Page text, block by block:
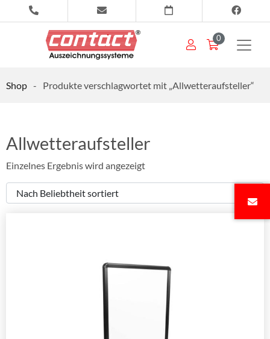
0
Shop - Produkte verschlagwortet mit „Allwetteraufsteller“
Allwetteraufsteller
Einzelnes Ergebnis wird angezeigt